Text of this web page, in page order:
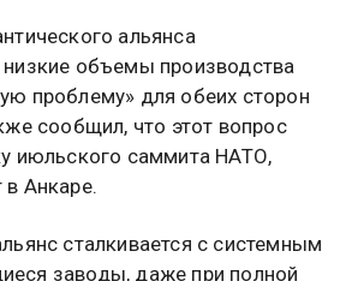
альянса
низкие объемы производства
проблему» для обеих сторон
сообщил, что этот вопрос
июльского саммита НАТО,
Анкаре.
сталкивается с системным
заводы, даже при полной